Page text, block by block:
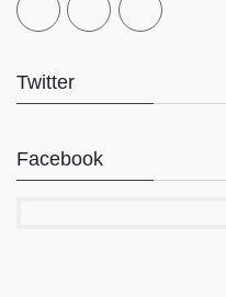
Twitter
Facebook